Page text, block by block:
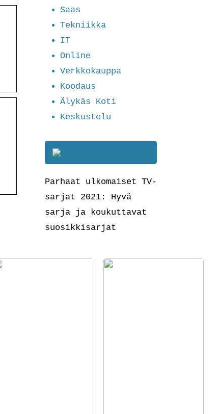
Saas
Tekniikka
IT
Online
Verkkokauppa
Koodaus
Älykäs Koti
Keskustelu
Parhaat ulkomaiset TV-
sarjat 2021: Hyvä
sarja ja koukuttavat
suosikkisarjat